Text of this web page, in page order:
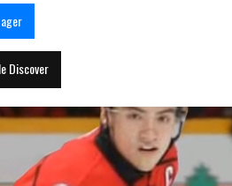
Discover